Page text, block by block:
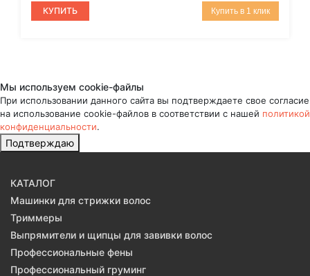
КУПИТЬ Купить в 1 клик
Мы используем cookie-файлы
При использовании данного сайта вы подтверждаете свое согласие
на использование cookie-файлов в соответствии с нашей политикой
конфиденциальности.
Подтверждаю
КАТАЛОГ
Машинки для стрижки волос
Триммеры
Выпрямители и щипцы для завивки волос
Профессиональные фены
Профессиональный груминг